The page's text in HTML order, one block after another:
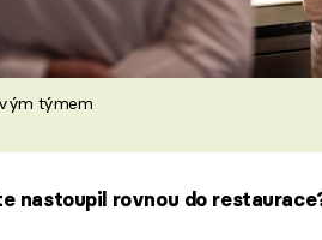
týmem
nastoupil rovnou do